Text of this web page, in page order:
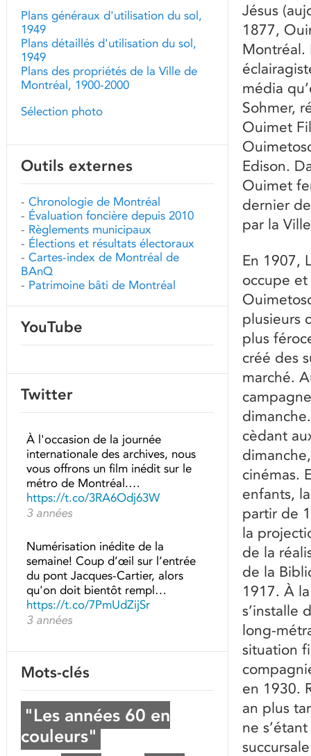
Jésus
1877,
Montréal.
média
Sohmer,
Ouimet
Edison.
Ouimet
dernier
par la
En 1907,
occupe
plusieurs
plus
créé des
marché.
cèdant
cinémas.
enfants,
partir de
la
de la
de la
1917. À
s’installe
long-
situation
en 1930.
an plus
ne
Plans généraux d'utilisation du sol,
1949
Plans détaillés d'utilisation du sol,
1949
Plans des propriétés de la Ville de
Montréal, 1900-2000
Sélection photo
Outils externes
- Chronologie de Montréal
- Évaluation foncière depuis 2010
- Règlements municipaux
- Élections et résultats électoraux
- Cartes-index de Montréal de
BAnQ
- Patrimoine bâti de Montréal
YouTube
Twitter
À l'occasion de la journée
internationale des archives, nous
vous offrons un film inédit sur le
métro de Montréal.…
https://t.co/3RA6Odj63W
3 années
Numérisation inédite de la
semaine! Coup d’œil sur l’entrée
du pont Jacques-Cartier, alors
qu'on doit bientôt rempl…
https://t.co/7PmUdZijSr
3 années
Mots-clés
"Les années 60 en
couleurs"